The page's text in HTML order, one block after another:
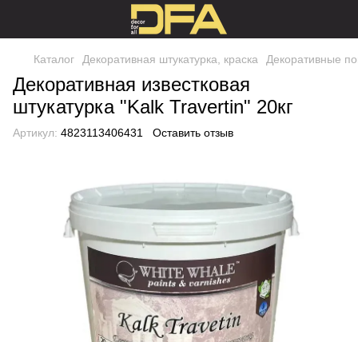
Каталог Декоративная штукатурка, краска Декоративные
Декоративная известковая
штукатурка "Kalk Travertin" 20кг
Артикул: 4823113406431 Оставить отзыв